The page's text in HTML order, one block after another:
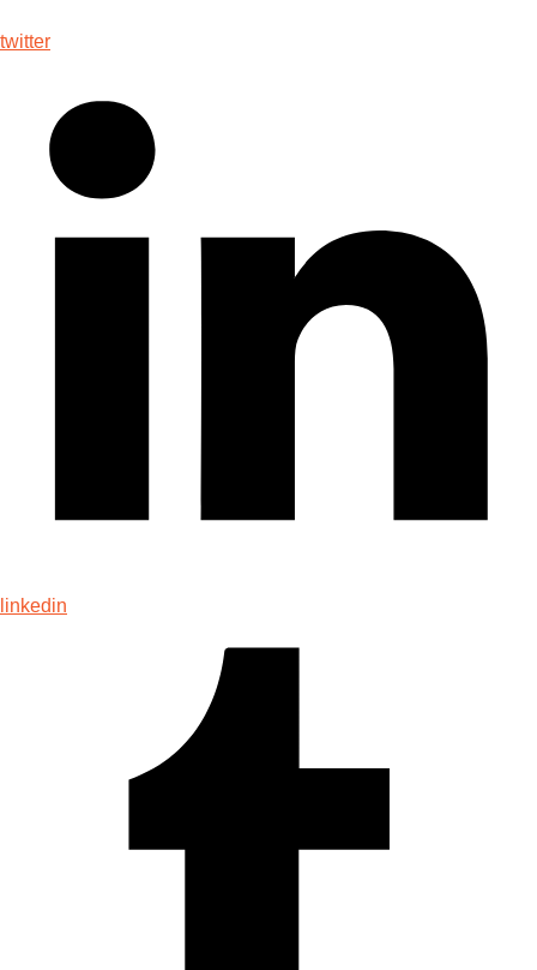
twitter
linkedin